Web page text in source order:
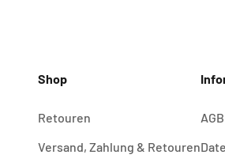
Shop
Retouren
Versand, Zahlung & Retouren
AGB